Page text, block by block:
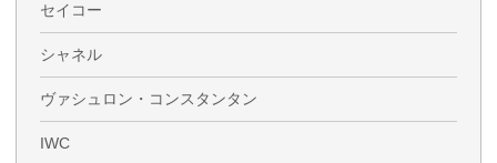
セイコー
シャネル
ヴァシュロン・コンスタンタン
IWC